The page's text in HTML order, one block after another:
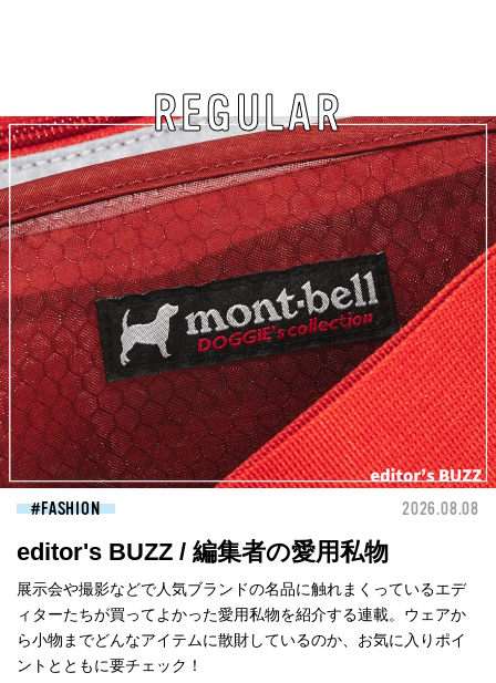
REGULAR
FASHION 2026.08.08
editor's BUZZ / 編集者の愛用私物
展示会や撮影などで人気ブランドの名品に触れまくっているエデ
ィターたちが買ってよかった愛用私物を紹介する連載。ウェアか
ら小物までどんなアイテムに散財しているのか、お気に入りポイ
ントとともに要チェック！